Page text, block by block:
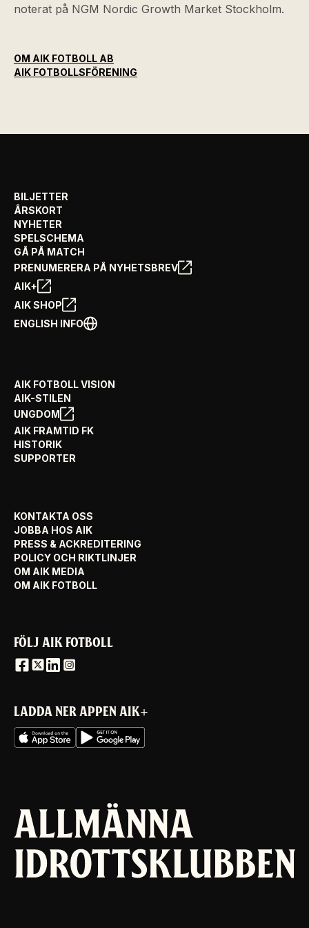
noterat på NGM Nordic Growth Market Stockholm.
OM AIK FOTBOLL AB
AIK FOTBOLLSFÖRENING
BILJETTER
ÅRSKORT
NYHETER
SPELSCHEMA
GÅ PÅ MATCH
PRENUMERERA PÅ NYHETSBREV
AIK+
AIK SHOP
ENGLISH INFO
AIK FOTBOLL VISION
AIK-STILEN
UNGDOM
AIK FRAMTID FK
HISTORIK
SUPPORTER
KONTAKTA OSS
JOBBA HOS AIK
PRESS & ACKREDITERING
POLICY OCH RIKTLINJER
OM AIK MEDIA
OM AIK FOTBOLL
FÖLJ AIK FOTBOLL
LADDA NER APPEN AIK+